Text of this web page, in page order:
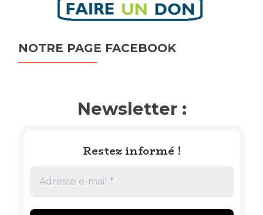
NOTRE PAGE FACEBOOK
Newsletter :
Restez informé !